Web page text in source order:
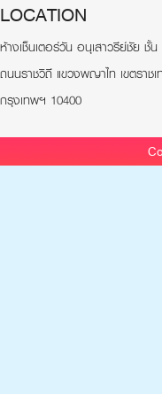
LOCATION
ห้างเช็นเตอร์วัน อนุเสาวรีย์ชัย ชั้
ถนนราชวิถี แขวงพญาไท เขตราชเ
กรุงเทพฯ 10400